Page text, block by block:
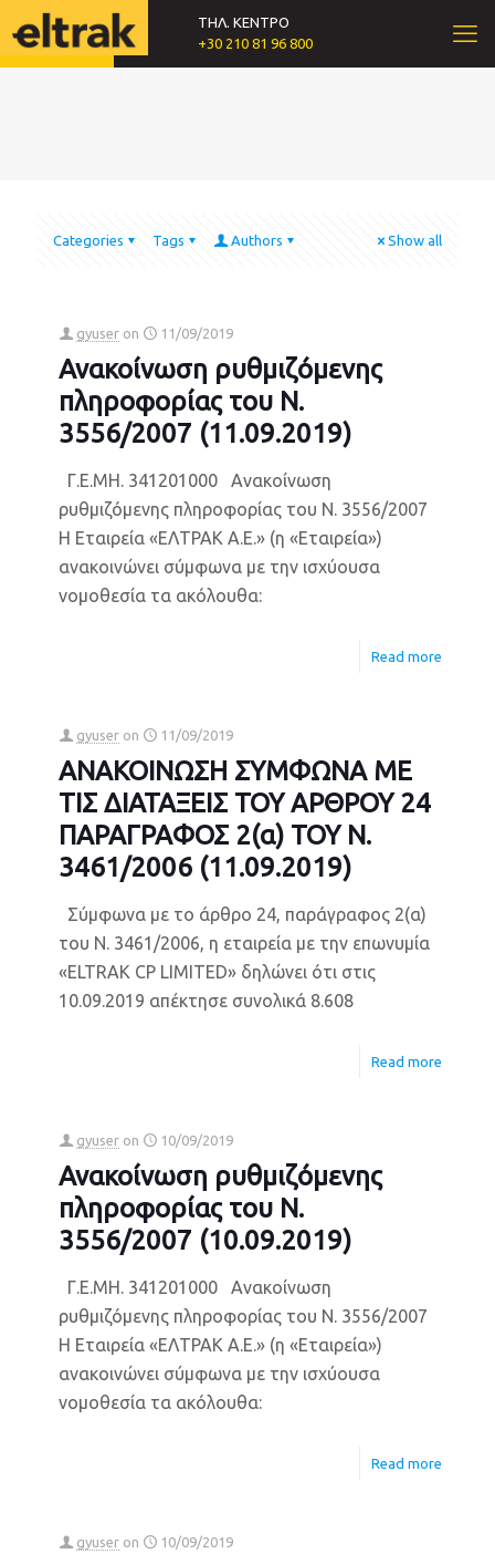
ΤΗΛ. ΚΕΝΤΡΟ
+30 210 81 96 800
Categories Tags Authors Show all
gyuser on 11/09/2019
Ανακοίνωση ρυθμιζόμενης
πληροφορίας του Ν.
3556/2007 (11.09.2019)
Γ.Ε.ΜΗ. 341201000 Ανακοίνωση
ρυθμιζόμενης πληροφορίας του Ν. 3556/2007
Η Εταιρεία «ΕΛΤΡΑΚ Α.Ε.» (η «Εταιρεία»)
ανακοινώνει σύμφωνα με την ισχύουσα
νομοθεσία τα ακόλουθα:
Read more
gyuser on 11/09/2019
ΑΝΑΚΟΙΝΩΣΗ ΣΥΜΦΩΝΑ ΜΕ
ΤΙΣ ΔΙΑΤΑΞΕΙΣ ΤΟΥ ΑΡΘΡΟΥ 24
ΠΑΡΑΓΡΑΦΟΣ 2(α) ΤΟΥ Ν.
3461/2006 (11.09.2019)
Σύμφωνα με το άρθρο 24, παράγραφος 2(α)
του Ν. 3461/2006, η εταιρεία με την επωνυμία
«ELTRAK CP LIMITED» δηλώνει ότι στις
10.09.2019 απέκτησε συνολικά 8.608
Read more
gyuser on 10/09/2019
Ανακοίνωση ρυθμιζόμενης
πληροφορίας του Ν.
3556/2007 (10.09.2019)
Γ.Ε.ΜΗ. 341201000 Ανακοίνωση
ρυθμιζόμενης πληροφορίας του Ν. 3556/2007
Η Εταιρεία «ΕΛΤΡΑΚ Α.Ε.» (η «Εταιρεία»)
ανακοινώνει σύμφωνα με την ισχύουσα
νομοθεσία τα ακόλουθα:
Read more
gyuser on 10/09/2019